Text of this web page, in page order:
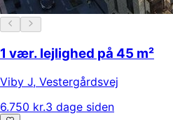
1 vær. lejlighed på 45 m²
Viby J, Vestergårdsvej
6.750 kr.3 dage siden